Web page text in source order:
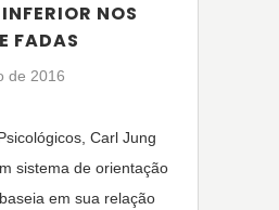
NOS
FADAS
de 2016
Carl Jung
sistema de orientação
em sua relação